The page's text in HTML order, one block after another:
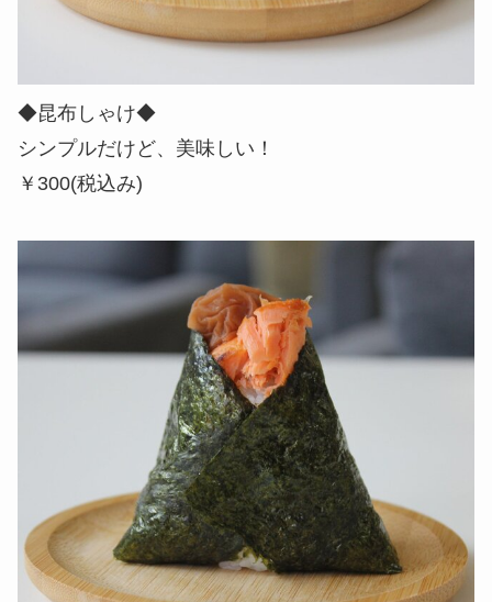
◆昆布しゃけ◆
シンプルだけど、美味しい！
￥300(税込み)